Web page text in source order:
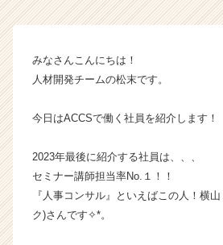
イ
|
ン
ャ
ー・
成
みなさんこんにちは！
人材開発チームの松末です。
今日はACCSで働く社員を紹介します！
2023年最後に紹介する社員は、、、
セミナー講師担当率No.１！！
『人事コンサル』といえばこの人！横
ク)さんです✧︎*。